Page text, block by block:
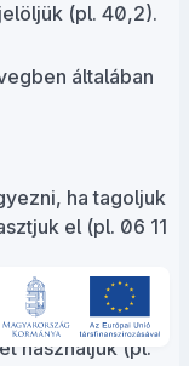
(pl. 40,2).
általában
ha tagoljuk
el (pl. 06 11
hazai
használjuk (pl.